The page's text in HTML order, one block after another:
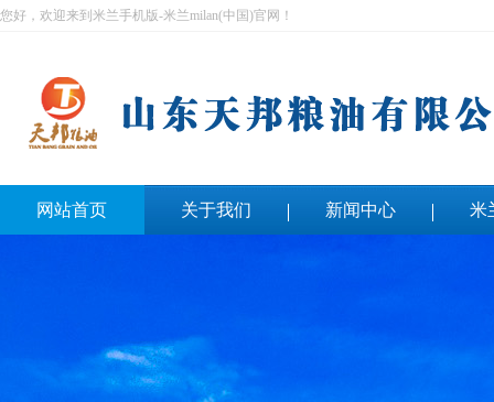
您好，欢迎来到米兰手机版-米兰milan(中国)官网！
网站首页 关于我们 新闻中心 米